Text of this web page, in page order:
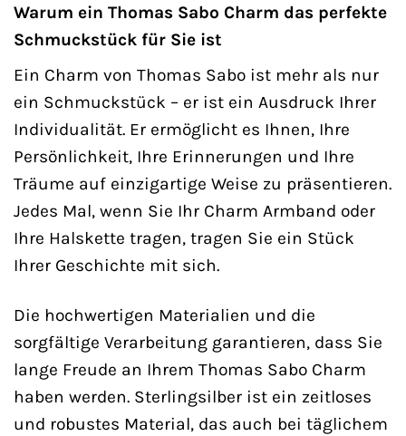
Warum ein Thomas Sabo Charm das perfekte
Schmuckstück für Sie ist
Ein Charm von Thomas Sabo ist mehr als nur
ein Schmuckstück – er ist ein Ausdruck Ihrer
Individualität. Er ermöglicht es Ihnen, Ihre
Persönlichkeit, Ihre Erinnerungen und Ihre
Träume auf einzigartige Weise zu präsentieren.
Jedes Mal, wenn Sie Ihr Charm Armband oder
Ihre Halskette tragen, tragen Sie ein Stück
Ihrer Geschichte mit sich.
Die hochwertigen Materialien und die
sorgfältige Verarbeitung garantieren, dass Sie
lange Freude an Ihrem Thomas Sabo Charm
haben werden. Sterlingsilber ist ein zeitloses
und robustes Material, das auch bei täglichem